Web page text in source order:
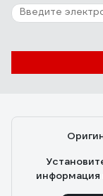
информация